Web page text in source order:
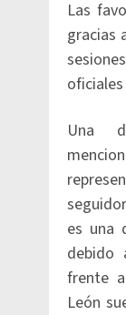
Las
gracias
Una
es una
debido
frente
León